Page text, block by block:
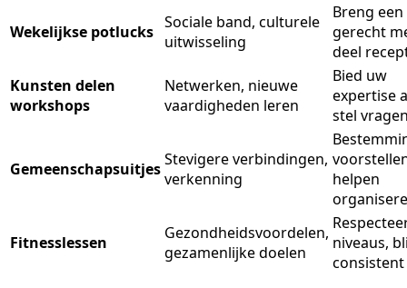
Wekelijkse potlucks Sociale band, culturele
uitwisseling
Breng een
gerecht
deel
Kunsten delen
workshops
Netwerken, nieuwe
vaardigheden leren
Bied uw
expertise
stel
GemeenschapsuitjesStevigere verbindingen,
verkenning
helpen
Fitnesslessen
Gezondheidsvoordelen,
gezamenlijke doelen
niveaus,
consistent